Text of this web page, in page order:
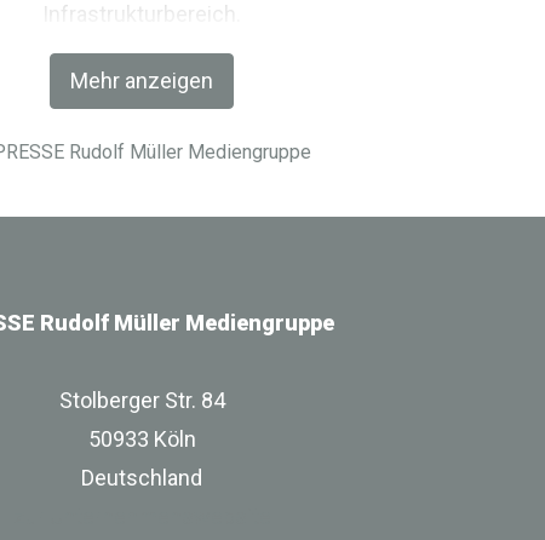
Mehr anzeigen
Infrastrukturbereich.
Rudolf Müller Mediengruppe
Stolberger Str. 84
50933 Köln
Deutschland